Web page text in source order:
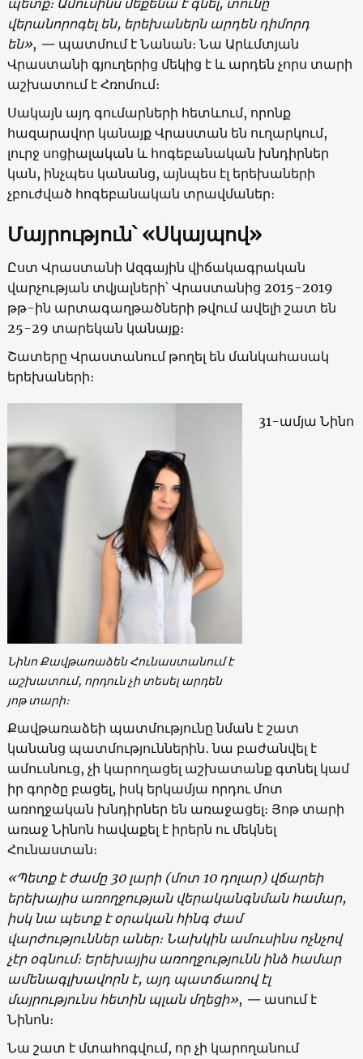
պետք։ Ամուսինս մեքենա է գնել, տունը
վերանորոգել են, երեխաներն արդեն դիմորդ
են», —պատմում է Նանան։ Նա Արևմտյան
Վրաստանի գյուղերից մեկից է և արդեն չորս տարի
աշխատում է Հռոմում։
Սակայն այդ գումարների հետևում, որոնք
հազարավոր կանայք Վրաստան են ուղարկում,
լուրջ սոցիալական և հոգեբանական խնդիրներ
կան, ինչպես կանանց, այնպես էլ երեխաների
չբուժված հոգեբանական տրավմաներ։
Մայրություն՝ «Սկայպով»
Ըստ Վրաստանի Ազգային վիճակագրական
վարչության տվյալների՝ Վրաստանից 2015-2019
թթ-ին արտագաղթածների թվում ավելի շատ են
25-29 տարեկան կանայք։
Շատերը Վրաստանում թողել են մանկահասակ
երեխաների։
Նինո Քավթառաձեն Հունաստանում է
աշխատում, որդուն չի տեսել արդեն
յոթ տարի։
31-ամյա Նինո
Քավթառաձեի պատմությունը նման է շատ
կանանց պատմություններին․ նա բաժանվել է
ամուսնուց, չի կարողացել աշխատանք գտնել կամ
իր գործը բացել, իսկ երկամյա որդու մոտ
առողջական խնդիրներ են առաջացել։ Յոթ տարի
առաջ Նինոն հավաքել է իրերն ու մեկնել
Հունաստան։
«Պետք է ժամը 30 լարի (մոտ 10 դոլար) վճարեի
երեխայիս առողջության վերականգնման համար,
իսկ նա պետք է օրական հինգ ժամ
վարժություններ աներ։ Նախկին ամուսինս ոչնչով
չէր օգնում։ Երեխայիս առողջությունն ինձ համար
ամենագլխավորն է, այդ պատճառով էլ
մայրությունս հետին պլան մղեցի», —ասում է
Նինոն։
Նա շատ է մտահոգվում, որ չի կարողանում